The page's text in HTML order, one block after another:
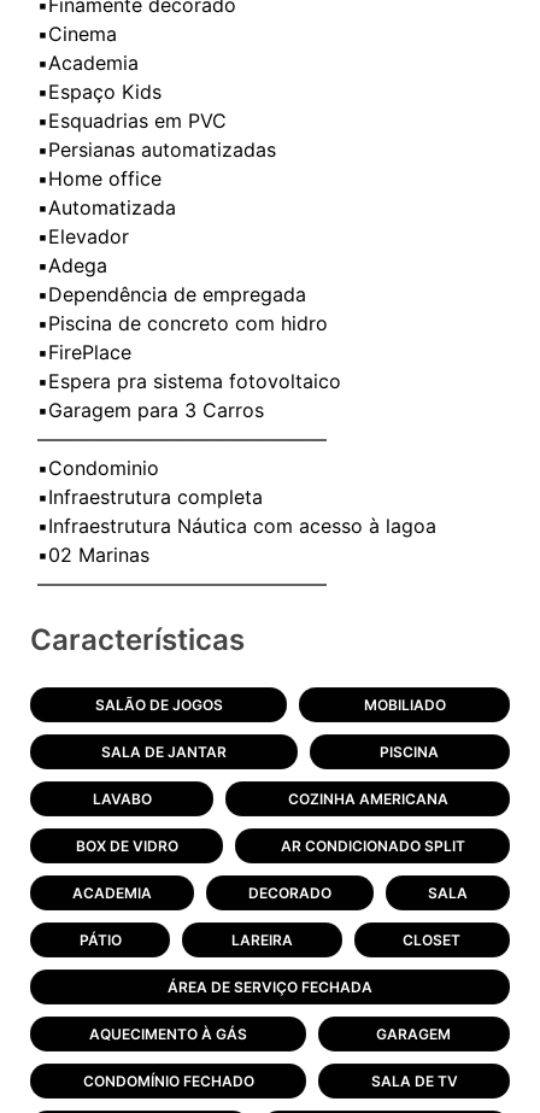
▪️Cinema
▪️Academia
▪️Espaço Kids
▪️Esquadrias em PVC
▪️Persianas automatizadas
▪️Home office
▪️Automatizada
▪️Elevador
▪️Adega
▪️Dependência de empregada
▪️Piscina de concreto com hidro
▪️FirePlace
▪️Espera pra sistema fotovoltaico
▪️Garagem para 3 Carros
———————————————
▪️Condominio
▪️Infraestrutura completa
▪️Infraestrutura Náutica com acesso à lagoa
▪️02 Marinas
———————————————
Características
SALÃO DE JOGOS MOBILIADO
SALA DE JANTAR PISCINA
LAVABO COZINHA AMERICANA
BOX DE VIDRO AR CONDICIONADO SPLIT
ACADEMIA DECORADO SALA
PÁTIO LAREIRA CLOSET
ÁREA DE SERVIÇO FECHADA
AQUECIMENTO À GÁS GARAGEM
CONDOMÍNIO FECHADO SALA DE TV